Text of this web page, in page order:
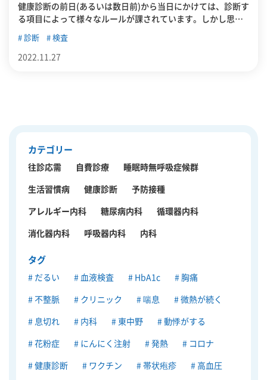
健康診断の前日(あるいは数日前)から当日にかけては、診断す
る項目によって様々なルールが課されています。しかし思い
はないでしょうか。 この記事では、健康診断前の食事ルール
について詳しく紹介していきます。
診断 検査
2022.11.27
カテゴリー
往診応需 自費診療 睡眠時無呼吸症候群
生活習慣病 健康診断 予防接種
アレルギー内科 糖尿病内科 循環器内科
消化器内科 呼吸器内科 内科
タグ
だるい 血液検査 HbA1c 胸痛
不整脈 クリニック 喘息 微熱が続く
息切れ 内科 東中野 動悸がする
花粉症 にんにく注射 発熱 コロナ
健康診断 ワクチン 帯状疱疹 高血圧